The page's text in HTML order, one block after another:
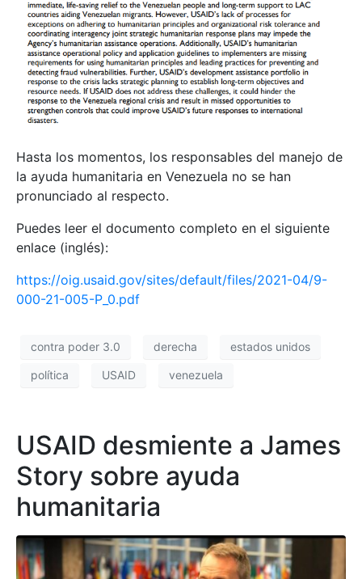
Hasta los momentos, los responsables del manejo de
la ayuda humanitaria en Venezuela no se han
pronunciado al respecto.
Puedes leer el documento completo en el siguiente
enlace (inglés):
https://oig.usaid.gov/sites/default/files/2021-04/9-
000-21-005-P_0.pdf
contra poder 3.0 derecha estados unidos
política USAID venezuela
USAID desmiente a James
Story sobre ayuda
humanitaria